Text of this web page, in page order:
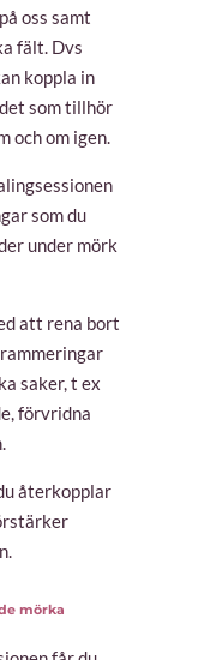
oss samt
fält. Dvs
koppla in
som tillhör
och om igen.
som du
under mörk
att rena bort
saker, t ex
förvridna
återkopplar
mörka